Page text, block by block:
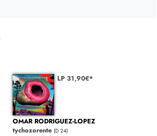
LP 31,90€*
OMAR RODRIGUEZ-LOPEZ
tychozorente (D 24)